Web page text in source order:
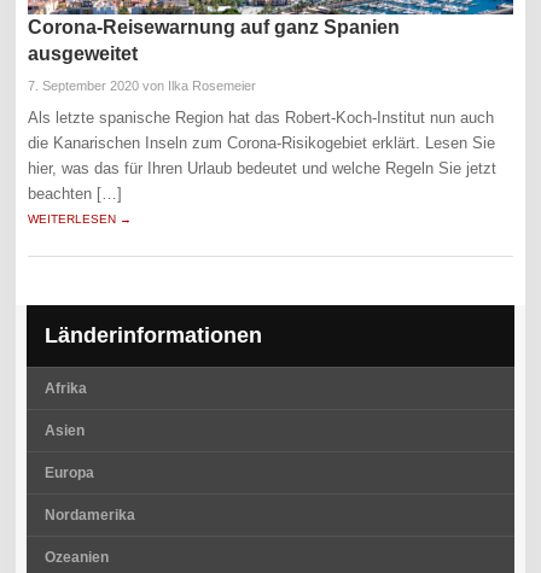
Corona-Reisewarnung auf ganz Spanien
ausgeweitet
7. September 2020 von Ilka Rosemeier
Als letzte spanische Region hat das Robert-Koch-Institut nun auch
die Kanarischen Inseln zum Corona-Risikogebiet erklärt. Lesen Sie
hier, was das für Ihren Urlaub bedeutet und welche Regeln Sie jetzt
beachten […]
WEITERLESEN →
Länderinformationen
Afrika
Asien
Europa
Nordamerika
Ozeanien